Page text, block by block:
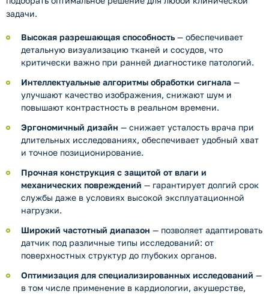
задачи.
Высокая разрешающая способность— обеспечивает
детальную визуализацию тканей и сосудов, что
критически важно при ранней диагностике патологий.
Интеллектуальные алгоритмы обработки сигнала —
улучшают качество изображения, снижают шум и
повышают контрастность в реальном времени.
Эргономичный дизайн — снижает усталость врача при
длительных исследованиях, обеспечивает удобный хват
и точное позиционирование.
Прочная конструкция с защитой от влаги и
механических повреждений — гарантирует долгий срок
службы даже в условиях высокой эксплуатационной
нагрузки.
Широкий частотный диапазон — позволяет адаптировать
датчик под различные типы исследований: от
поверхностных структур до глубоких органов.
Оптимизация для специализированных исследований —
в том числе применение в кардиологии, акушерстве,